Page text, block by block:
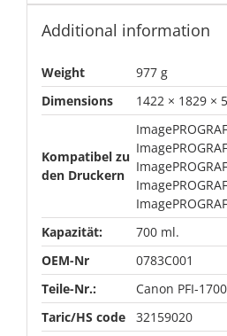
Additional information
Weight
977 g
Dimensions
1422 × 1829 ×
Kompatibel zu
den Druckern
Kapazität:
700 ml.
OEM-Nr
0783C001
Teile-Nr.:
Canon PFI-
Taric/HS code
32159020